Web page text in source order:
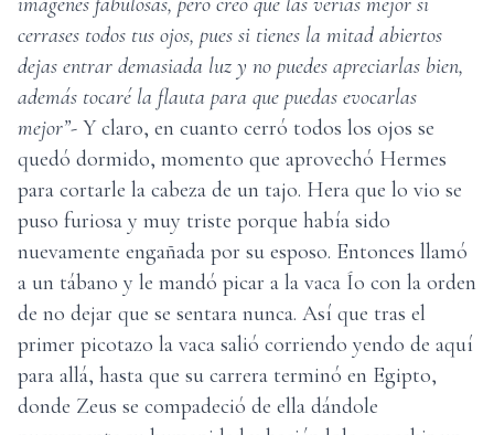
cerrases todos tus ojos, pues si tienes la mitad abiertos
dejas entrar demasiada luz y no puedes apreciarlas bien,
además tocaré la flauta para que puedas evocarlas
mejor”- Y claro, en cuanto cerró todos los ojos se
quedó dormido, momento que aprovechó Hermes
para cortarle la cabeza de un tajo. Hera que lo vio se
puso furiosa y muy triste porque había sido
nuevamente engañada por su esposo. Entonces llamó
a un tábano y le mandó picar a la vaca Ío con la orden
de no dejar que se sentara nunca. Así que tras el
primer picotazo la vaca salió corriendo yendo de aquí
para allá, hasta que su carrera terminó en Egipto,
donde Zeus se compadeció de ella dándole